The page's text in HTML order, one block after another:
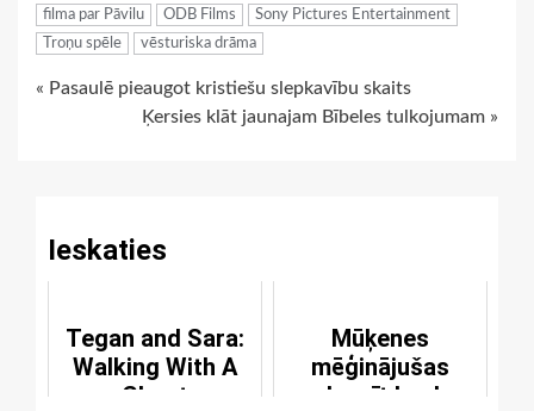
filma par Pāvilu
ODB Films
Sony Pictures Entertainment
Troņu spēle
vēsturiska drāma
Continue
« Pasaulē pieaugot kristiešu slepkavību skaits
Ķersies klāt jaunajam Bībeles tulkojumam »
Ieskaties
Tegan and Sara:
Walking With A
Ghost
Mūķenes
mēģinājušas
aplaupīt banku